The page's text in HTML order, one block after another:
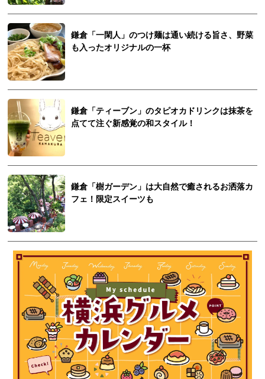
鎌倉「一閑人」のつけ麺は通い続ける旨さ、野菜
も入ったオリジナルの一杯
鎌倉「ティーブン」のタピオカドリンクは抹茶を
点てて注ぐ新感覚の和スタイル！
鎌倉「樹ガーデン」は大自然で癒されるお洒落カ
フェ！限定スイーツも